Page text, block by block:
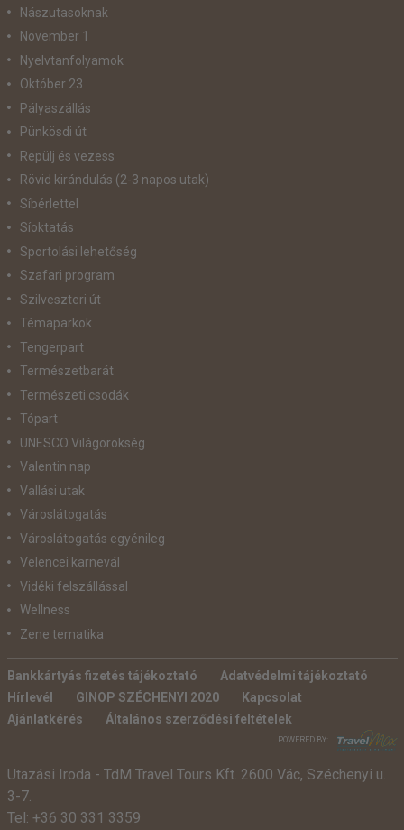
Nászutasoknak
November 1
Nyelvtanfolyamok
Október 23
Pályaszállás
Pünkösdi út
Repülj és vezess
Rövid kirándulás (2-3 napos utak)
Síbérlettel
Síoktatás
Sportolási lehetőség
Szafari program
Szilveszteri út
Témaparkok
Tengerpart
Természetbarát
Természeti csodák
Tópart
UNESCO Világörökség
Valentin nap
Vallási utak
Városlátogatás
Városlátogatás egyénileg
Velencei karnevál
Vidéki felszállással
Wellness
Zene tematika
Bankkártyás fizetés tájékoztató
Adatvédelmi tájékoztató
Hírlevél
GINOP SZÉCHENYI 2020
Kapcsolat
Ajánlatkérés
Általános szerződési feltételek
POWERED BY:
Utazási Iroda - TdM Travel Tours Kft. 2600 Vác, Széchenyi u.
3-7.
Tel: +36 30 331 3359